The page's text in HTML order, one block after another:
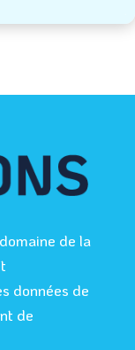
de la
données de
de